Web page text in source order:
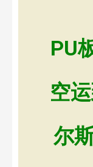
PU
空
尔